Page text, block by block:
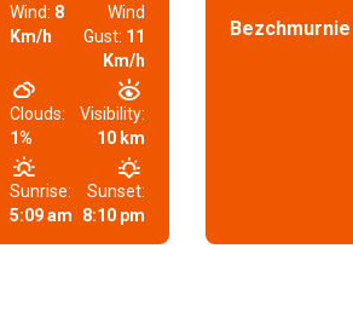
Wind: 8
Km/h
Wind
Gust: 11
Km/h
Clouds:
1%
Visibility:
10 km
Sunrise:
5:09 am
Sunset:
8:10 pm
Bezchmurnie